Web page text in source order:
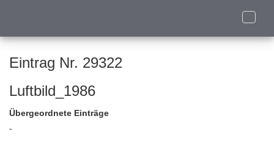
Toggle
Eintrag Nr. 29322
Luftbild_1986
Übergeordnete Einträge
-